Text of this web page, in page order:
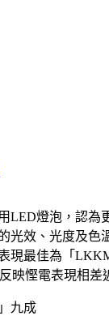
LED燈泡，認為
光效、光度及色
現最佳為「
映慳電表現相差
九成